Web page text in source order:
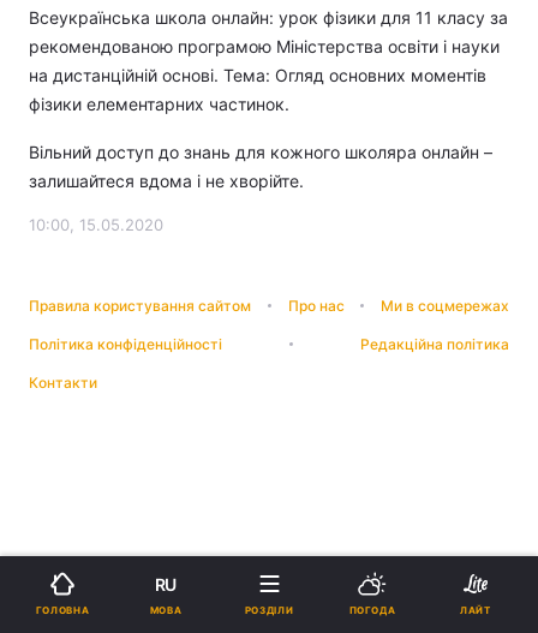
Всеукраїнська школа онлайн: урок фізики для 11 класу за
рекомендованою програмою Міністерства освіти і науки
на дистанційній основі. Тема: Огляд основних моментів
фізики елементарних частинок.
Вільний доступ до знань для кожного школяра онлайн –
залишайтеся вдома і не хворійте.
10:00, 15.05.2020
Правила користування сайтом Про нас Ми в соцмережах
Політика конфіденційності Редакційна політика
Контакти
ГОЛОВНА
RU
МОВА РОЗДІЛИ ПОГОДА ЛАЙТ